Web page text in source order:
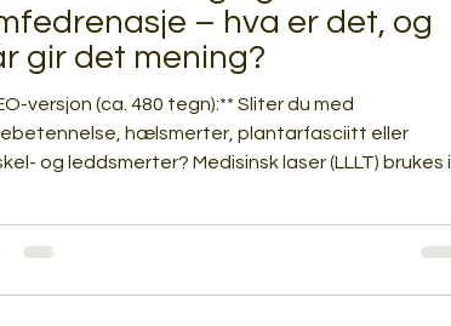
– hva er det, og
gir det mening?
versjon (ca. 480 tegn):** Sliter du med
hælsmerter, plantarfasciitt eller
og leddsmerter? Medisinsk laser (LLLT) brukes i
og muskler og stimulere kroppens naturlige
Behandlingen er smertefri og brukes ofte ved